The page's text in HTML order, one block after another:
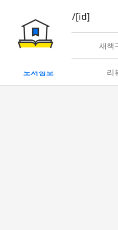
book/rent/[id]
대여 새책
도서정보 리